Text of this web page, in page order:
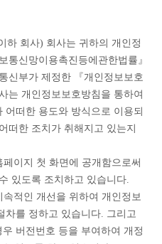
하 회사) 회사는 귀하의 개인정
통신망이용촉진등에관한법률』
신부가 제정한 『개인정보보호
는 개인정보보호방침을 통하여
떠한 용도와 방식으로 이용되
떠한 조치가 취해지고 있는지
이지 첫 화면에 공개함으로써
있도록 조치하고 있습니다.
적인 개선을 위하여 개인정보
차를 정하고 있습니다. 그리고
버전번호 등을 부여하여 개정